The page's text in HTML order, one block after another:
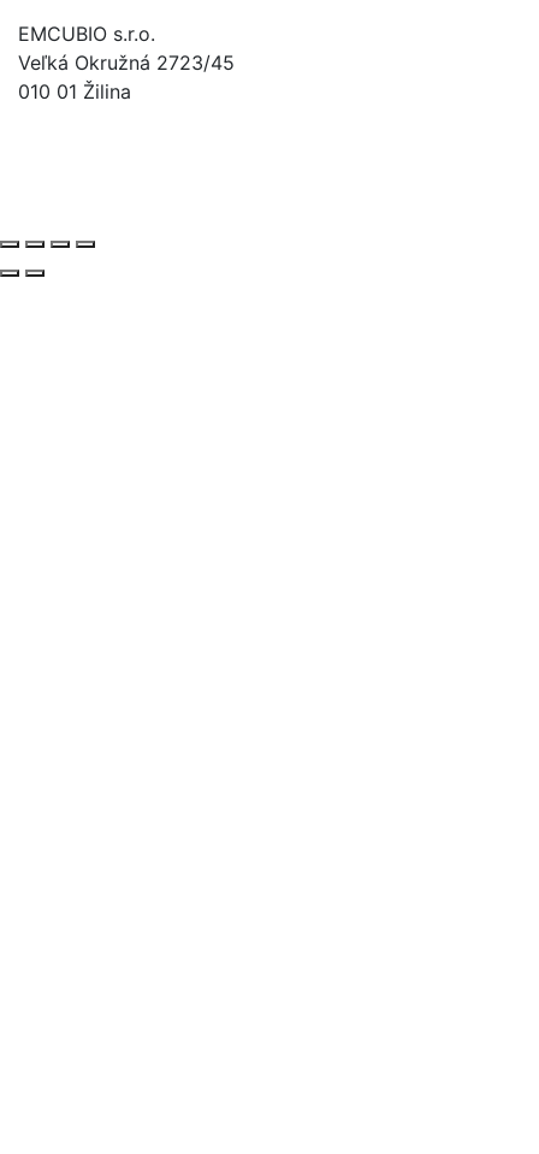
EMCUBIO s.r.o.
Veľká Okružná 2723/45
010 01 Žilina